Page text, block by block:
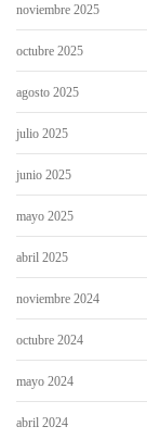
noviembre 2025
octubre 2025
agosto 2025
julio 2025
junio 2025
mayo 2025
abril 2025
noviembre 2024
octubre 2024
mayo 2024
abril 2024